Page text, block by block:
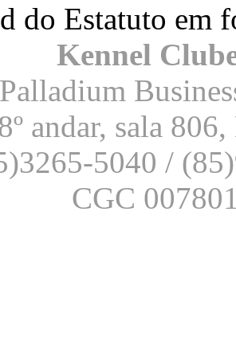
do Estatuto em
Kennel
andar, sala
5040 /
CGC